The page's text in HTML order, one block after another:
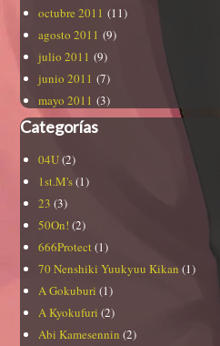
octubre 2011 (11)
agosto 2011 (9)
julio 2011 (9)
junio 2011 (7)
mayo 2011 (3)
Categorías
04U(2)
1st.M's(1)
23 (3)
50On! (2)
666Protect (1)
70 Nenshiki Yuukyuu Kikan (1)
A Gokuburi (1)
A Kyokufuri (2)
Abi Kamesennin (2)